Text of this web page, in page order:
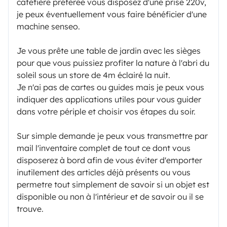
je peux éventuellement vous faire bénéficier d'une
machine senseo.
Je vous prête une table de jardin avec les sièges
pour que vous puissiez profiter la nature à l'abri du
soleil sous un store de 4m éclairé la nuit.
Je n'ai pas de cartes ou guides mais je peux vous
indiquer des applications utiles pour vous guider
dans votre périple et choisir vos étapes du soir.
Sur simple demande je peux vous transmettre par
mail l'inventaire complet de tout ce dont vous
disposerez à bord afin de vous éviter d'emporter
inutilement des articles déjà présents ou vous
permetre tout simplement de savoir si un objet est
disponible ou non à l'intérieur et de savoir ou il se
trouve.